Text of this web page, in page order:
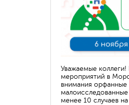
Уважаемые
мероприятий в
внимания орфанные
менее 10 случаев